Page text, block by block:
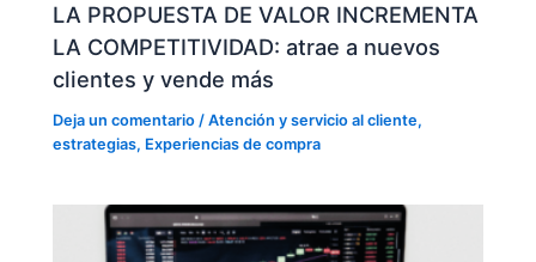
LA PROPUESTA DE VALOR INCREMENTA
LA COMPETITIVIDAD: atrae a nuevos
clientes y vende más
Deja un comentario /Atención y servicio al cliente,
estrategias, Experiencias de compra